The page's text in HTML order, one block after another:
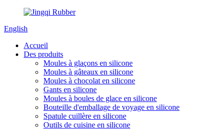
English
Accueil
Des produits
Moules à glaçons en silicone
Moules à gâteaux en silicone
Moules à chocolat en silicone
Gants en silicone
Moules à boules de glace en silicone
Bouteille d'emballage de voyage en silicone
Spatule cuillère en silicone
Outils de cuisine en silicone